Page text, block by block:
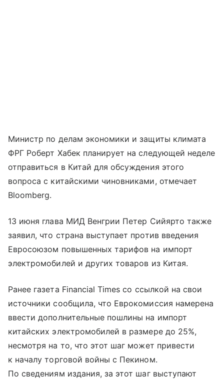
Министр по делам экономики и защиты климата
ФРГ Роберт Хабек планирует на следующей неделе
отправиться в Китай для обсуждения этого
вопроса с китайскими чиновниками, отмечает
Bloomberg.
13 июня глава МИД Венгрии Петер Сийярто также
заявил, что страна выступает против введения
Евросоюзом повышенных тарифов на импорт
электромобилей и других товаров из Китая.
Ранее газета Financial Times со ссылкой на свои
источники сообщила, что Еврокомиссия намерена
ввести дополнительные пошлины на импорт
китайских электромобилей в размере до 25%,
несмотря на то, что этот шаг может привести
к началу торговой войны с Пекином.
По сведениям издания, за этот шаг выступают